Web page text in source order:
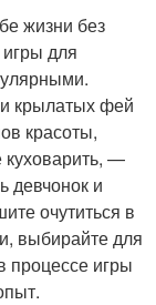
жизни без
для
крылатых фей
красоты,
куховарить, —
девчонок и
очутиться в
выбирайте для
процессе игры